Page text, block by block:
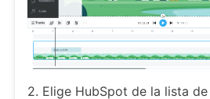
2. Elige HubSpot de la lista